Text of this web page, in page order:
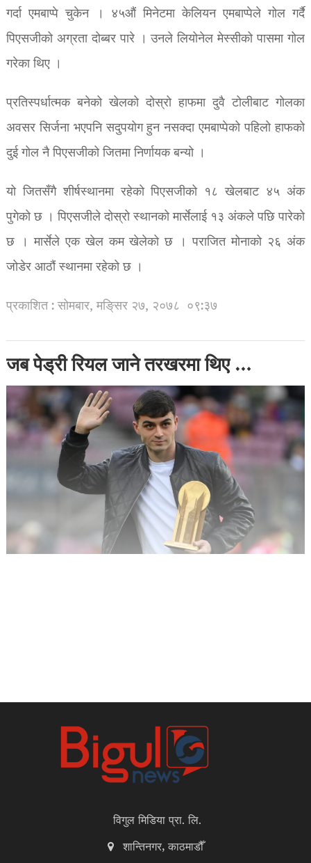
गर्दा एमबाप्पे चुकेन । ४५औं मिनेटमा केलियन एमबाप्पेले गोल गर्दै
पिएसजीको अग्रता दोब्बर पारे । उनले लियोनेल मेस्सीको पासमा गोल
गरेका थिए ।
प्रतिस्पर्धात्मक बनेको खेलको दोस्रो हाफमा दुवै टोलीबाट गोलका
अवसर सिर्जना भएपनि सदुपयोग हुन नसक्दा एमबाप्पेको पहिलो हाफको
दुई गोल नै पिएसजीको जितमा निर्णायक बन्यो ।
यो जितसँगै शीर्षस्थानमा रहेको पिएसजीको १८ खेलबाट ४५ अंक
पुगेको छ । पिएसजीले दोस्रो स्थानको मार्सेलाई १३ अंकले पछि पारेको
छ । मार्सेले एक खेल कम खेलेको छ । पराजित मोनाको २६ अंक
जोडेर आठौं स्थानमा रहेको छ ।
प्रकाशित : सोमबार, मङि्सर २७, २०७८ ०९:३७
जब पेड्री रियल जाने तरखरमा थिए …
विगुल मिडिया प्रा. लि.
शान्तिनगर, काठमाडौँ